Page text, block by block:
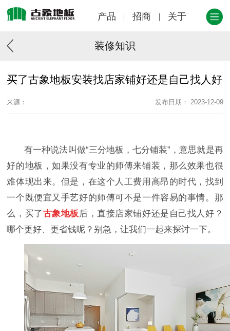
产品 招商 关于
装修知识
买了古象地板安装找店家铺好还是自己找人好
来源： 发布日期： 2023-12-09
有一种说法叫做“三分地板，七分铺装”，意思就是再
好的地板，如果没有专业的师傅来铺装，那么效果也很
难体现出来。但是，在这个人工费用高昂的时代，找到
一个既便宜又手艺好的师傅可不是一件容易的事情。那
么，买了古象地板 后，直接店家铺好还是自己找人好？
哪个更好、更省钱呢？别急，让我们一起来探讨一下。